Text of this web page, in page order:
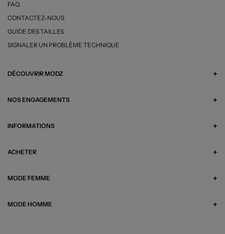
FAQ
CONTACTEZ-NOUS
GUIDE DES TAILLES
SIGNALER UN PROBLÈME TECHNIQUE
DÉCOUVRIR MODZ
NOS ENGAGEMENTS
INFORMATIONS
ACHETER
MODE FEMME
MODE HOMME